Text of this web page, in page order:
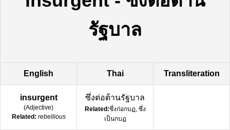
รัฐบาล
English Thai Transliteration
insurgent
(Adjective)
Related: rebellious
ซึ่งต่อต้านรัฐบาล
Related:ซึ่งก่อกบฏ, ซึ่ง
เป็นกบฏ